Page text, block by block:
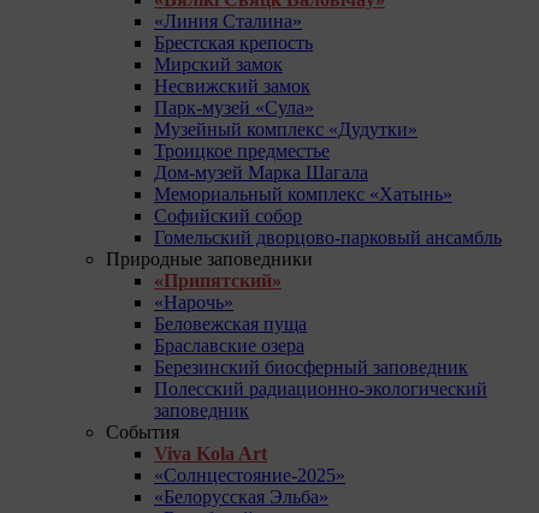
«Линия Сталина»
Брестская крепость
Мирский замок
Несвижский замок
Парк-музей «Сула»
Музейный комплекс «Дудутки»
Троицкое предместье
Дом-музей Марка Шагала
Мемориальный комплекс «Хатынь»
Софийский собор
Гомельский дворцово-парковый ансамбль
Природные заповедники
«Припятский»
«Нарочь»
Беловежская пуща
Браславские озера
Березинский биосферный заповедник
Полесский радиационно-экологический
заповедник
События
Viva Kola Art
«Солнцестояние-2025»
«Белорусская Эльба»